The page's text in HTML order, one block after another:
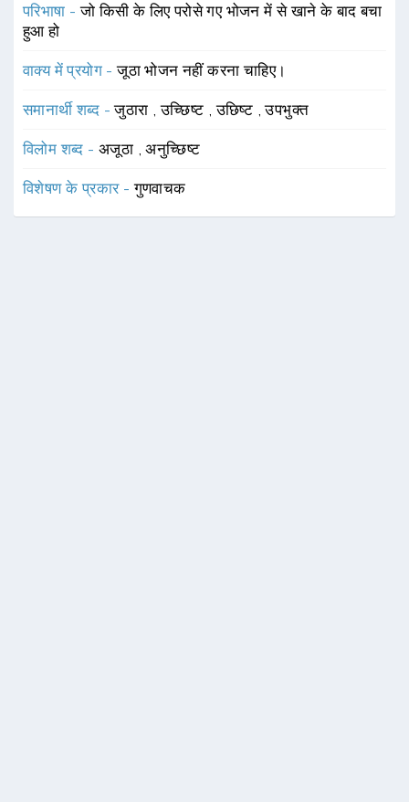
परिभाषा -जो किसी के लिए परोसे गए भोजन में से खाने के बाद बचा
हुआ हो
वाक्य में प्रयोग -जूठा भोजन नहीं करना चाहिए।
समानार्थी शब्द -जुठारा ,उच्छिष्ट ,उछिष्ट ,उपभुक्त
विलोम शब्द - अजूठा ,अनुच्छिष्ट
विशेषण के प्रकार -गुणवाचक